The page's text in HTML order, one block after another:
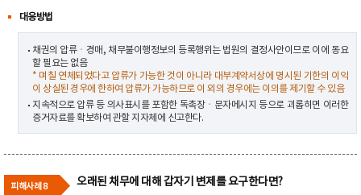
대응방법
채권의 압류ㆍ경매, 채무불이행정보의 등록행위는 법원의 결정사안이므로 이에 동요
할 필요는 없음
* 며칠 연체되었다고 압류가 가능한 것이 아니라 대부계약서상에 명시된 기한의 이익
이 상실된 경우에 한하여 압류가 가능하므로 이 외의 경우에는 이의를 제기할 수 있음
지속적으로 압류 등 의사표시를 포함한 독촉장ㆍ문자메시지 등으로 괴롭히면 이러한
증거자료를 확보하여 관할 지자체에 신고한다.
피해사례 8 오래된 채무에 대해 갑자기 변제를 요구한다면?